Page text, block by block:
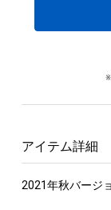
アイテム詳細
2021年秋バージ